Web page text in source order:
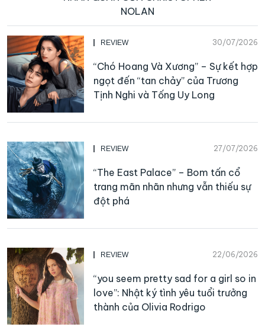
NOLAN
REVIEW 30/07/2026
“Chó Hoang Và Xương” – Sự kết hợp
ngọt đến “tan chảy” của Trương
Tịnh Nghi và Tống Uy Long
REVIEW 27/07/2026
“The East Palace” – Bom tấn cổ
trang mãn nhãn nhưng vẫn thiếu sự
đột phá
REVIEW 22/06/2026
“you seem pretty sad for a girl so in
love”: Nhật ký tình yêu tuổi trưởng
thành của Olivia Rodrigo